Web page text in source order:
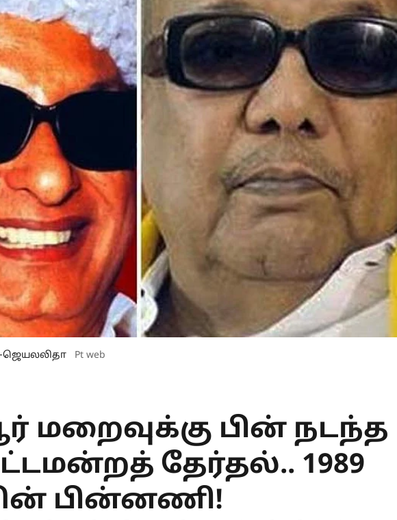
ஜெயலலிதா Pt web
மறைவுக்கு பின் நடந்த
தேர்தல்.. 1989
பின்னணி!